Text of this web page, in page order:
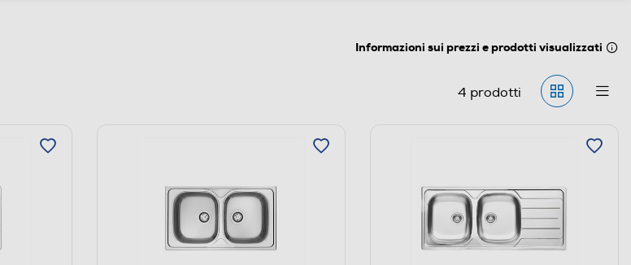
Informazioni sui prezzi e prodotti visualizzati
4 prodotti